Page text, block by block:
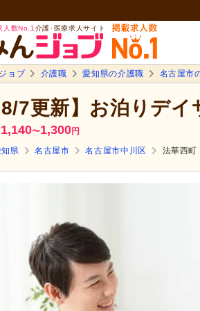
人数No.1 介護･医療求人サイト
ョブ 介護職 愛知県の介護職 名古屋市
8/7更新】お泊りデ
1,140〜1,300円
知県
名古屋市 名古屋市中川区 法華西町